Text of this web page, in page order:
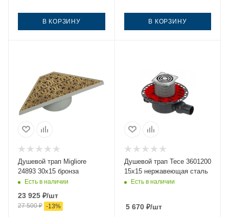
В КОРЗИНУ В КОРЗИНУ
Душевой трап Migliore
24893 30х15 бронза
Есть в наличии
23 925 ₽/шт
27 500₽ -13%
Душевой трап Tece 3601200
15х15 нержавеющая сталь
Есть в наличии
5 670₽/шт